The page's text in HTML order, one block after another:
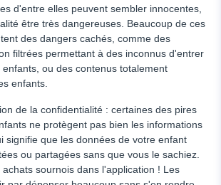
d'entre elles peuvent sembler innocentes,
être très dangereuses. Beaucoup de ces
des dangers cachés, comme des
filtrées permettant à des inconnus d'entrer
ou des contenus totalement
enfants.
de la confidentialité : certaines des pires
ne protègent pas bien les informations
signifie que les données de votre enfant
ou partagées sans que vous le sachiez.
sournois dans l'application ! Les